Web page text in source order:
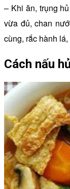
– Khi ăn, trụng
vừa đủ, chan
cùng, rắc hành
Cách nấu